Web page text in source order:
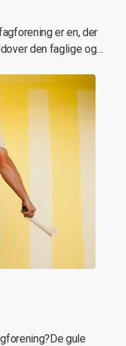
er en, der
den faglige og…
gule